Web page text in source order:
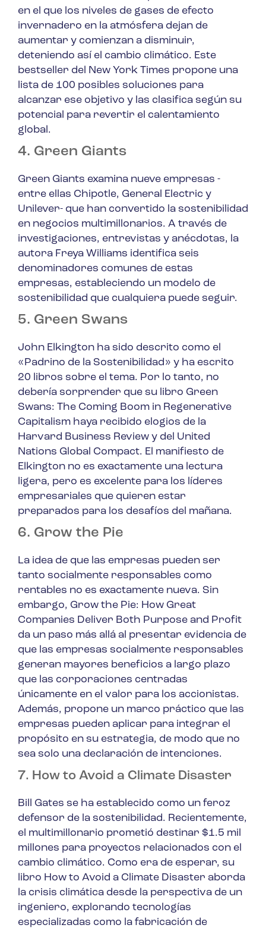
en el que los niveles de gases de efecto
invernadero en la atmósfera dejan de
aumentar y comienzan a disminuir,
deteniendo así el cambio climático. Este
bestseller del New York Times propone una
lista de 100 posibles soluciones para
alcanzar ese objetivo y las clasifica según su
potencial para revertir el calentamiento
global.
4. Green Giants
Green Giants examina nueve empresas -
entre ellas Chipotle, General Electric y
Unilever- que han convertido la sostenibilidad
en negocios multimillonarios. A través de
investigaciones, entrevistas y anécdotas, la
autora Freya Williams identifica seis
denominadores comunes de estas
empresas, estableciendo un modelo de
sostenibilidad que cualquiera puede seguir.
5. Green Swans
John Elkington ha sido descrito como el
«Padrino de la Sostenibilidad» y ha escrito
20 libros sobre el tema. Por lo tanto, no
debería sorprender que su libro Green
Swans: The Coming Boom in Regenerative
Capitalism haya recibido elogios de la
Harvard Business Review y del United
Nations Global Compact. El manifiesto de
Elkington no es exactamente una lectura
ligera, pero es excelente para los líderes
empresariales que quieren estar
preparados para los desafíos del mañana.
6. Grow the Pie
La idea de que las empresas pueden ser
tanto socialmente responsables como
rentables no es exactamente nueva. Sin
embargo, Grow the Pie: How Great
Companies Deliver Both Purpose and Profit
da un paso más allá al presentar evidencia de
que las empresas socialmente responsables
generan mayores beneficios a largo plazo
que las corporaciones centradas
únicamente en el valor para los accionistas.
Además, propone un marco práctico que las
empresas pueden aplicar para integrar el
propósito en su estrategia, de modo que no
sea solo una declaración de intenciones.
7. How to Avoid a Climate Disaster
Bill Gates se ha establecido como un feroz
defensor de la sostenibilidad. Recientemente,
el multimillonario prometió destinar $1.5 mil
millones para proyectos relacionados con el
cambio climático. Como era de esperar, su
libro How to Avoid a Climate Disaster aborda
la crisis climática desde la perspectiva de un
ingeniero, explorando tecnologías
especializadas como la fabricación de